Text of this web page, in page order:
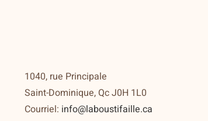
1040, rue Principale
Saint-Dominique, Qc J0H 1L0
Courriel: info@laboustifaille.ca